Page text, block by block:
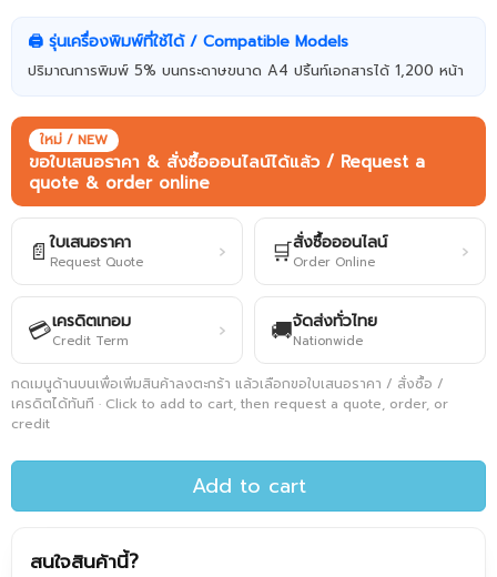
🖨️ รุ่นเครื่องพิมพ์ที่ใช้ได้ / Compatible Models
ปริมาณการพิมพ์ 5% บนกระดาษขนาด A4 ปริ้นท์เอกสารได้ 1,200 หน้า
ใหม่ / NEW
ขอใบเสนอราคา & สั่งซื้อออนไลน์ได้แล้ว / Request a
quote & order online
📄 ใบเสนอราคา
Request Quote › 🛒สั่งซื้อออนไลน์
Order Online ›
💳เครดิตเทอม
Credit Term › 🚚จัดส่งทั่วไทย
Nationwide
กดเมนูด้านบนเพื่อเพิ่มสินค้าลงตะกร้า แล้วเลือกขอใบเสนอราคา / สั่งซื้อ /
เครดิตได้ทันที · Click to add to cart, then request a quote, order, or
credit
Add to cart
สนใจสินค้านี้?